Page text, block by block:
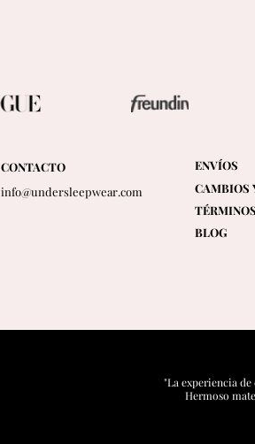
CONTACTO
info@undersleepwear.com
ENVÍOS
CAMBIOS
BLOG
"La experiencia
Hermoso